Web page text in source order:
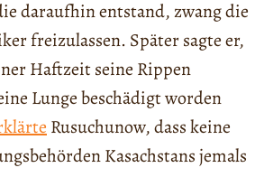
daraufhin entstand, zwang die
freizulassen. Später sagte er,
Haftzeit seine Rippen
Lunge beschädigt worden
Rusuchunow, dass keine
Kasachstans jemals